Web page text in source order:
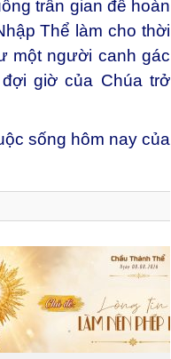
bổn phận phải thực
trần gian để hoàn
Thể làm cho thời
một người canh gác
giờ của Chúa trở
sống hôm nay của